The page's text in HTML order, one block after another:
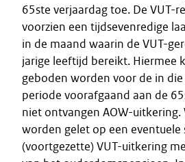
65ste verjaardag toe. De VUT-
voorzien een tijdsevenredige
in de maand waarin de VUT-
jarige leeftijd bereikt. Hiermee
geboden worden voor de in
periode voorafgaand aan de
niet ontvangen AOW-
worden gelet op een eventuele
(voortgezette) VUT-uitkering